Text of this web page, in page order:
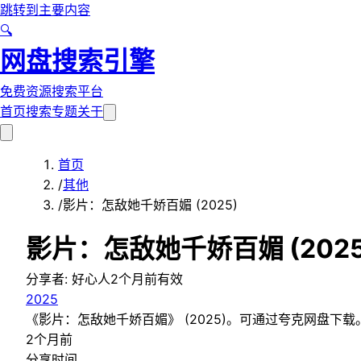
跳转到主要内容
🔍
网盘搜索引擎
免费资源搜索平台
首页搜索专题关于
首页
/其他
/影片：怎敌她千娇百媚 (2025)
影片：怎敌她千娇百媚
分享者: 好心人2个月前有效
2025
《影片：怎敌她千娇百媚》 (2025)。可通过夸克网盘下载
2个月前